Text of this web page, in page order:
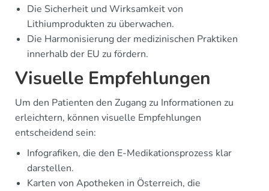
Die Sicherheit und Wirksamkeit von
Lithiumprodukten zu überwachen.
Die Harmonisierung der medizinischen Praktiken
innerhalb der EU zu fördern.
Visuelle Empfehlungen
Um den Patienten den Zugang zu Informationen zu
erleichtern, können visuelle Empfehlungen
entscheidend sein:
Infografiken, die den E-Medikationsprozess klar
darstellen.
Karten von Apotheken in Österreich, die